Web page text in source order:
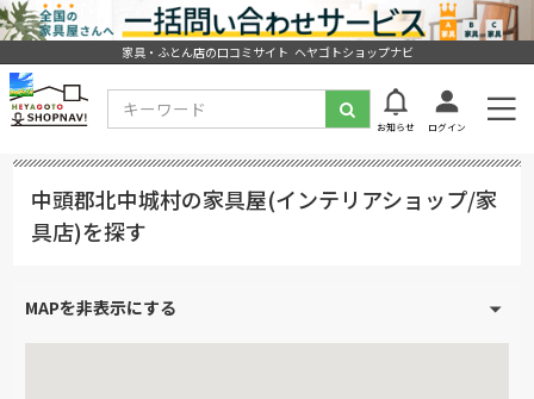
家具・ふとん店の口コミサイト ヘヤゴトショップナビ
お知らせ ログイン
中頭郡北中城村の家具屋(インテリアショップ/家
具店)を探す